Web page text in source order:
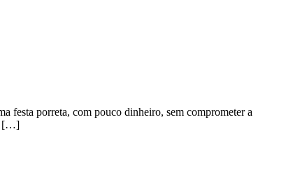
festa porreta, com pouco dinheiro, sem comprometer a
[…]